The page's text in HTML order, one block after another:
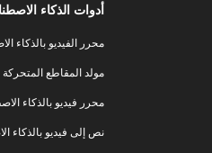
أدوات الذكاء
محرر الفيديو بالذكاء
مولد المقاطع
محرر فيديو بالذكاء
نص إلى فيديو بالذكاء